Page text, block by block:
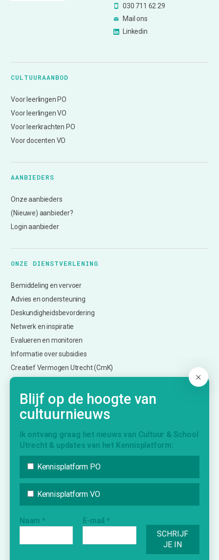
030 711 62 29
Mail ons
Linkedin
CULTUURAANBOD
Voor leerlingen PO
Voor leerlingen VO
Voor leerkrachten PO
Voor docenten VO
AANBIEDERS
Onze aanbieders
(Nieuwe) aanbieder?
Login aanbieder
ONZE DIENSTVERLENING
Bemiddeling en vervoer
Advies en ondersteuning
Deskundigheidsbevordering
Netwerk en inspiratie
Evalueren en monitoren
Informatie over subsidies
Creatief Vermogen Utrecht (CmK)
KENNISPLATFORM
Vraag & Aanbod
Inschrijven nieuwsbrief
Blijf op de hoogte van
cultuurnieuws
Ik ontvang graag het nieuws van Cultuur & School
Utrecht & updates van het Kennisplatform:
Kennisplatform PO
Kennisplatform VO
Naam * E-mail *